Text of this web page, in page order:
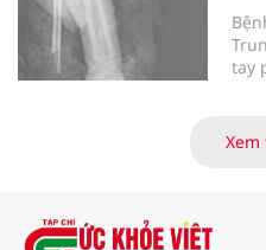
tay
Xem